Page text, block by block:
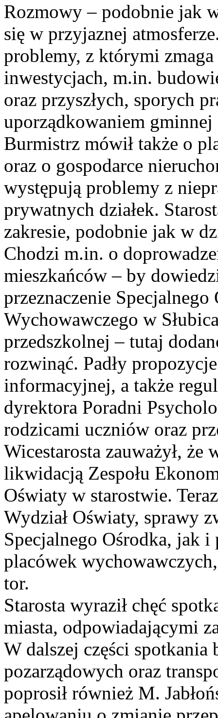
Rozmowy – podobnie jak
się w przyjaznej
problemy, z którymi zmaga
inwestycjach, m.in.
oraz przyszłych, sporych
uporządkowaniem
Burmistrz mówił także o
oraz o gospodarce
występują problemy z
prywatnych działek.
zakresie, podobnie jak w
Chodzi m.in. o
mieszkańców – by
przeznaczenie
Wychowawczego w
przedszkolnej – tutaj
rozwinąć. Padły
informacyjnej, a także
dyrektora Poradni
rodzicami uczniów oraz
Wicestarosta zauważył,
likwidacją Zespołu
Oświaty w starostwie.
Wydział Oświaty, sprawy
Specjalnego Ośrodka, jak
placówek
tor.
Starosta wyraził chęć
miasta, odpowiadającymi
W dalszej części spotkania
pozarządowych oraz
poprosił również M.